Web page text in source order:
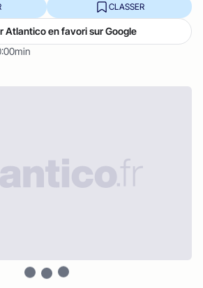
CLASSER
Atlantico en favori sur Google